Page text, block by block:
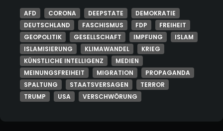
AFD CORONA DEEPSTATE
DEMOKRATIE
DEUTSCHLAND
FASCHISMUS FDP
FREIHEIT
GEOPOLITIK
GESELLSCHAFT IMPFUNG
ISLAM
ISLAMISIERUNG
KLIMAWANDEL
KRIEG
KÜNSTLICHE INTELLIGENZ
MEDIEN
MEINUNGSFREIHEIT
MIGRATION
PROPAGANDA
SPALTUNG
STAATSVERSAGEN
TERROR
TRUMP
USA VERSCHWÖRUNG